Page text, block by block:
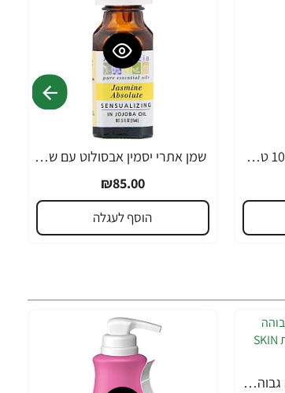
שמן אתרי מאי צ'אנג 100% טהור 15 מ"ל - מבית Aura Cacia
שמן אתרי יסמין אבסולוט עם שמן חוחבה 100% טהור 15 מ"ל - מבית Aura Cacia
₪85.00
הוסף לעגלה
סקין גארד רול און להגנה גבוהה SPF50 לילדים 70 מ"ל - מבית SKIN GARD